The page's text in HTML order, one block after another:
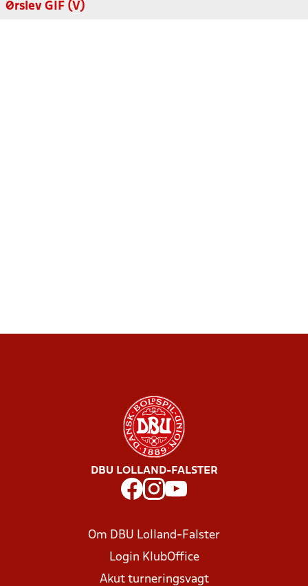
Ørslev GIF (V)
DBU LOLLAND-FALSTER
Om DBU Lolland-Falster
Login KlubOffice
Akut turneringsvagt